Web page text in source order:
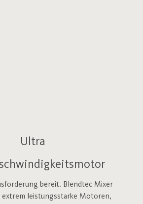
Ultra
bereit. Blendtec Mixer
extrem leistungsstarke Motoren,